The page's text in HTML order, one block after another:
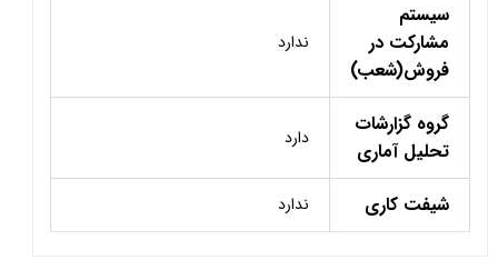
سیستم
مشارکت در
فروش(شعب)
ندارد
گروه گزارشات
تحلیل آماری
دارد
شیفت کاری ندارد